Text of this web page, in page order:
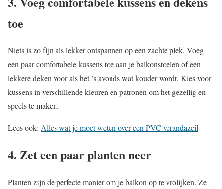
toe
Niets is zo fijn als lekker ontspannen op een zachte plek. Voeg
een paar comfortabele kussens toe aan je balkonstoelen of een
lekkere deken voor als het ’s avonds wat kouder wordt. Kies voor
kussens in verschillende kleuren en patronen om het gezellig en
speels te maken.
Lees ook: Alles wat je moet weten over een PVC verandazeil
4. Zet een paar planten neer
Planten zijn de perfecte manier om je balkon op te vrolijken. Ze